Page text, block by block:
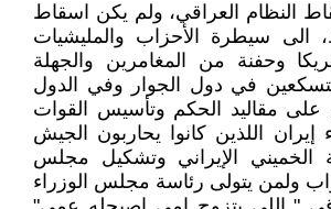
النظام العراقي، ولم يكن اسقاط
سيطرة الأحزاب والمليشيات
وحفنة من المغامرين والجهلة
في دول الجوار وفي الدول
على مقاليد الحكم وتأسيس القوات
اللذين كانوا يحاربون الجيش
الخميني الإيراني وتشكيل مجلس
ولمن يتولى رئاسة مجلس الوزراء